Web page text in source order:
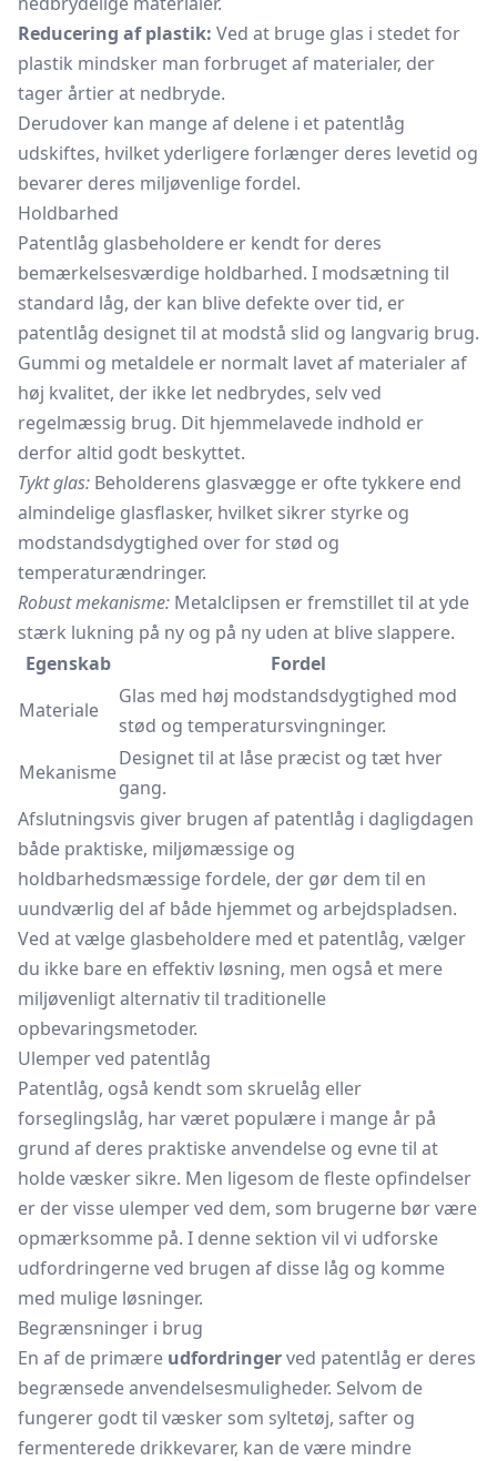
Reducering af plastik: Ved at bruge glas i stedet for
plastik mindsker man forbruget af materialer, der
tager årtier at nedbryde.
Derudover kan mange af delene i et patentlåg
udskiftes, hvilket yderligere forlænger deres levetid og
bevarer deres miljøvenlige fordel.
Holdbarhed
Patentlåg glasbeholdere er kendt for deres
bemærkelsesværdige holdbarhed. I modsætning til
standard låg, der kan blive defekte over tid, er
patentlåg designet til at modstå slid og langvarig brug.
Gummi og metaldele er normalt lavet af materialer af
høj kvalitet, der ikke let nedbrydes, selv ved
regelmæssig brug. Dit hjemmelavede indhold er
derfor altid godt beskyttet.
Tykt glas: Beholderens glasvægge er ofte tykkere end
almindelige glasflasker, hvilket sikrer styrke og
modstandsdygtighed over for stød og
temperaturændringer.
Robust mekanisme: Metalclipsen er fremstillet til at yde
stærk lukning på ny og på ny uden at blive slappere.
Egenskab
Fordel
Materiale
Glas med høj modstandsdygtighed mod
stød og temperatursvingninger.
Mekanisme
Designet til at låse præcist og tæt hver
gang.
Afslutningsvis giver brugen af patentlåg i dagligdagen
både praktiske, miljømæssige og
holdbarhedsmæssige fordele, der gør dem til en
uundværlig del af både hjemmet og arbejdspladsen.
Ved at vælge glasbeholdere med et patentlåg, vælger
du ikke bare en effektiv løsning, men også et mere
miljøvenligt alternativ til traditionelle
opbevaringsmetoder.
Ulemper ved patentlåg
Patentlåg, også kendt som skruelåg eller
forseglingslåg, har været populære i mange år på
grund af deres praktiske anvendelse og evne til at
holde væsker sikre. Men ligesom de fleste opfindelser
er der visse ulemper ved dem, som brugerne bør være
opmærksomme på. I denne sektion vil vi udforske
udfordringerne ved brugen af disse låg og komme
med mulige løsninger.
Begrænsninger i brug
En af de primære udfordringerved patentlåg er deres
begrænsede anvendelsesmuligheder. Selvom de
fungerer godt til væsker som syltetøj, safter og
fermenterede drikkevarer, kan de være mindre